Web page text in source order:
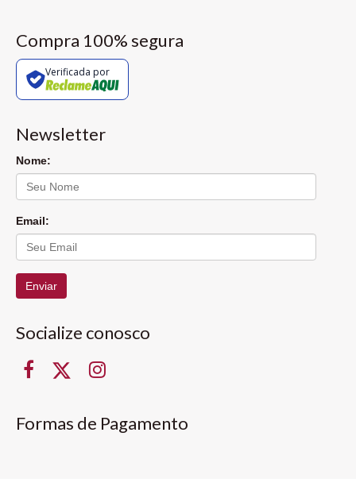
Compra 100% segura
Verificada por
Newsletter
Nome:
Email:
Enviar
Socialize conosco
Formas de Pagamento